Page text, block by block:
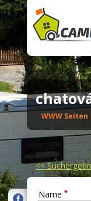
WWW Seiten
<<
Name *